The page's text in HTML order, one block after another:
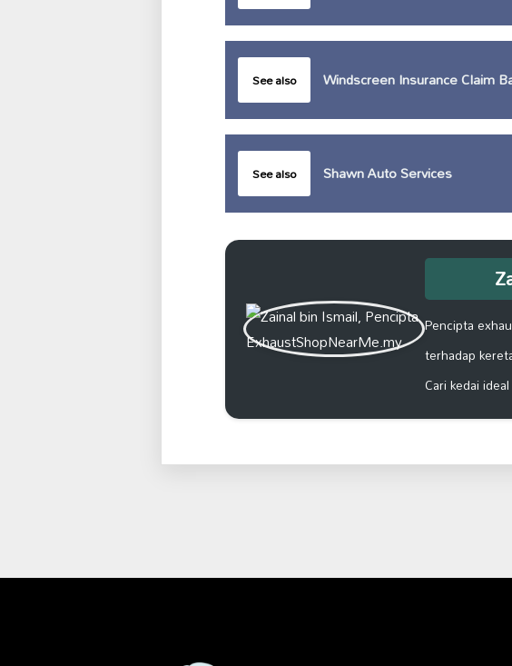
See also Windscreen Insurance Claim
See also Shawn Auto Services
Pencipta
terhadap
Cari kedai